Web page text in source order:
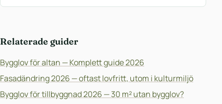
Relaterade guider
Bygglov för altan — Komplett guide 2026
Fasadändring 2026 — oftast lovfritt, utom i kulturmiljö
Bygglov för tillbyggnad 2026 — 30 m² utan bygglov?